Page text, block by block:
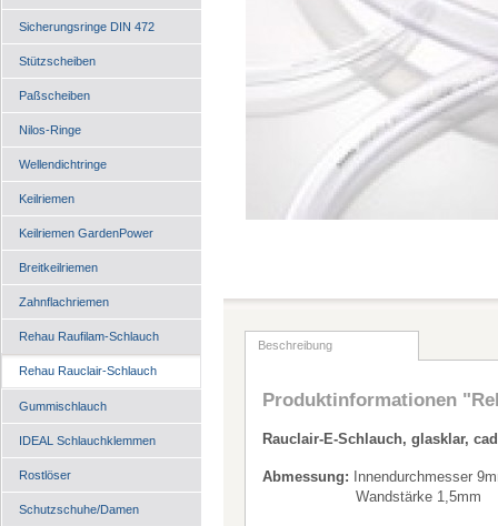
Sicherungsringe DIN 472
Stützscheiben
Paßscheiben
Nilos-Ringe
Wellendichtringe
Keilriemen
Keilriemen GardenPower
Breitkeilriemen
Zahnflachriemen
Rehau Raufilam-Schlauch
Rehau Rauclair-Schlauch
Gummischlauch
IDEAL Schlauchklemmen
Rostlöser
Schutzschuhe/Damen
Beschreibung
Produktinformationen
Rauclair-E-Schlauch, glasklar,
Abmessung: Innendurchmesser
Wandstärke 1,5mm